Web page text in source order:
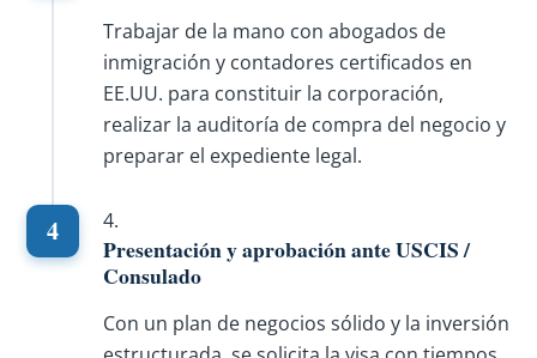
Trabajar de la mano con abogados de
inmigración y contadores certificados en
EE.UU. para constituir la corporación,
realizar la auditoría de compra del negocio y
preparar el expediente legal.
Presentación y aprobación ante USCIS /
Consulado
Con un plan de negocios sólido y la inversión